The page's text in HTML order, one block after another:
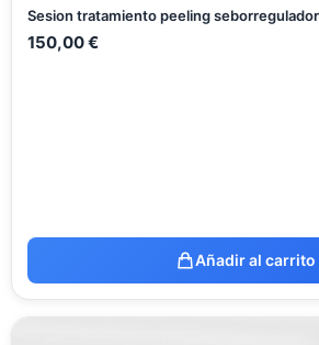
Sesion tratamiento peeling seborregulador
150,00€
Añadir al carrito